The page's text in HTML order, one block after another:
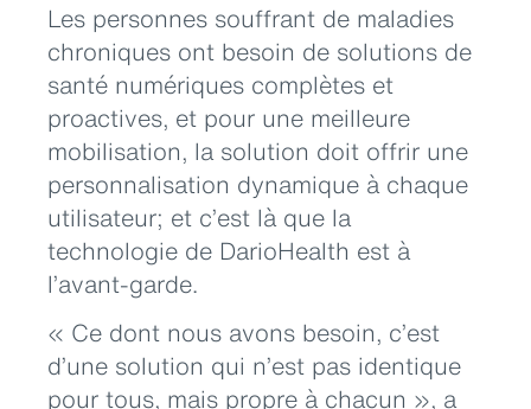
Les personnes souffrant de maladies
chroniques ont besoin de solutions de
santé numériques complètes et
proactives, et pour une meilleure
mobilisation, la solution doit offrir une
personnalisation dynamique à chaque
utilisateur; et c’est là que la
technologie de DarioHealth est à
l’avant-garde.
« Ce dont nous avons besoin, c’est
d’une solution qui n’est pas identique
pour tous, mais propre à chacun », a